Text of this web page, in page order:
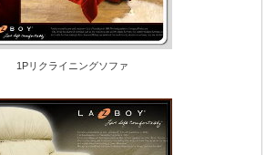
1Pリクライニングソファ